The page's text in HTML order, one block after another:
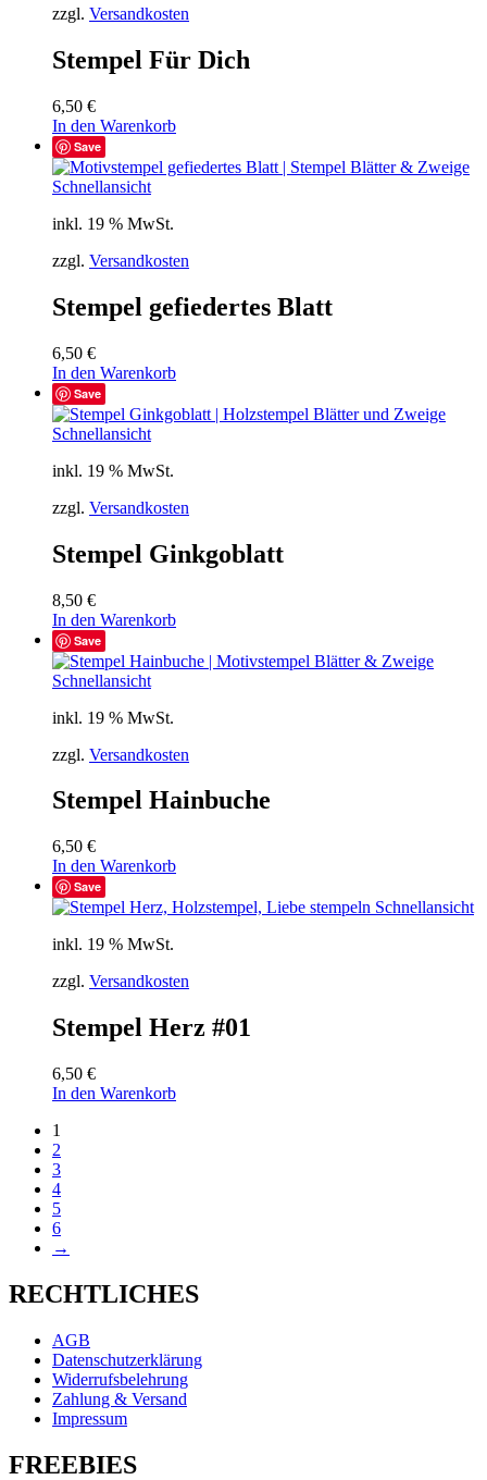
zzgl. Versandkosten
Stempel Für Dich
6,50 €
In den Warenkorb
Save
Schnellansicht
inkl. 19 % MwSt.
zzgl. Versandkosten
Stempel gefiedertes Blatt
6,50 €
In den Warenkorb
Save
Schnellansicht
inkl. 19 % MwSt.
zzgl. Versandkosten
Stempel Ginkgoblatt
8,50 €
In den Warenkorb
Save
Schnellansicht
inkl. 19 % MwSt.
zzgl. Versandkosten
Stempel Hainbuche
6,50 €
In den Warenkorb
Save
Schnellansicht
inkl. 19 % MwSt.
zzgl. Versandkosten
Stempel Herz #01
6,50 €
In den Warenkorb
1
2
3
4
5
6
→
RECHTLICHES
AGB
Datenschutzerklärung
Widerrufsbelehrung
Zahlung & Versand
Impressum
FREEBIES